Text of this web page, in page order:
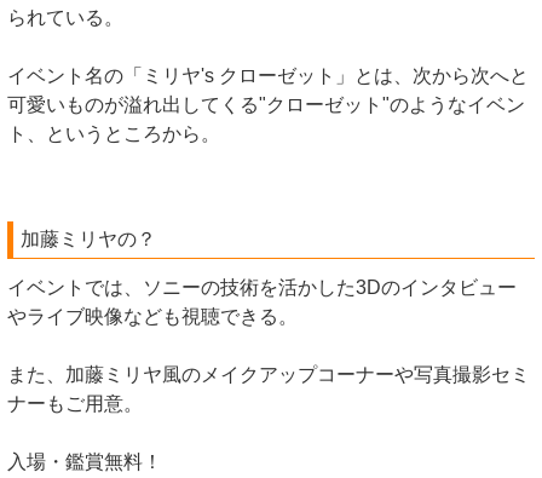
られている。
イベント名の「ミリヤ's クローゼット」とは、次から次へと
可愛いものが溢れ出してくる"クローゼット"のようなイベン
ト、というところから。
加藤ミリヤの？
イベントでは、ソニーの技術を活かした3Dのインタビュー
やライブ映像なども視聴できる。
また、加藤ミリヤ風のメイクアップコーナーや写真撮影セミ
ナーもご用意。
入場・鑑賞無料！